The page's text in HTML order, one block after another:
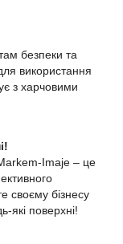
безпеки та
використання
з харчовими
Imaje – це
своєму бізнесу
які поверхні!